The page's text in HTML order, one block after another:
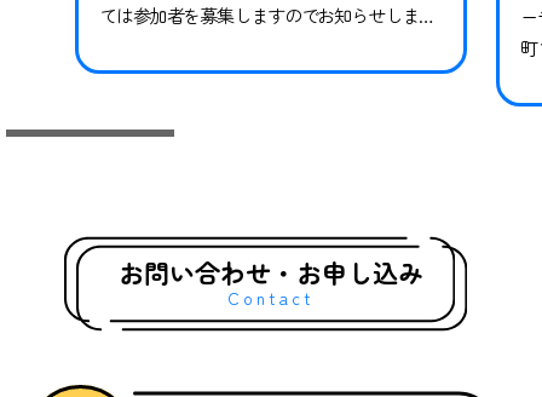
ては参加者を募集しますのでお知らせしま
継続ではありませんので、必ずお申し込みな
参加いただけなかった場合、対象期間のトレ
っ
お問い合わせ・お申し込み
Contact